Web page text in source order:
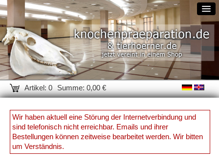
Artikel: 0 Summe: 0,00 €
Wir haben aktuell eine Störung der Internetverbindung und
sind telefonisch nicht erreichbar. Emails und ihrer
Bestellungen können zeitweise bearbeitet werden. Wir bitten
um Verständnis.